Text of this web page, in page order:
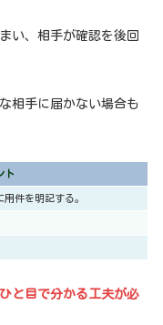
い、相手が確認を後回
相手に届かない場合も
ト
件を明記する。
と目で分かる工夫が必